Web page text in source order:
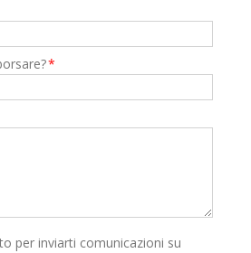
*
per inviarti comunicazioni su